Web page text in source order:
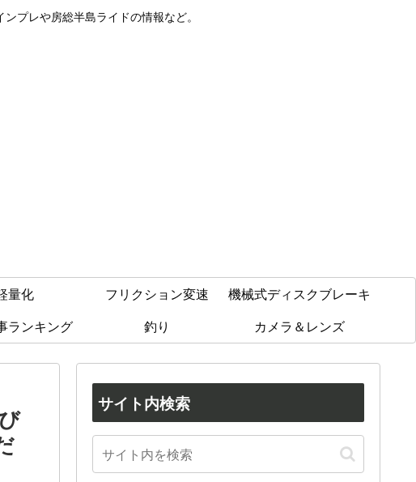
プレや房総半島ライドの情報など。
量化 フリクション変速
機械式ディスクブレーキ
ランキング 釣り カメラ＆レンズ
サイト内検索